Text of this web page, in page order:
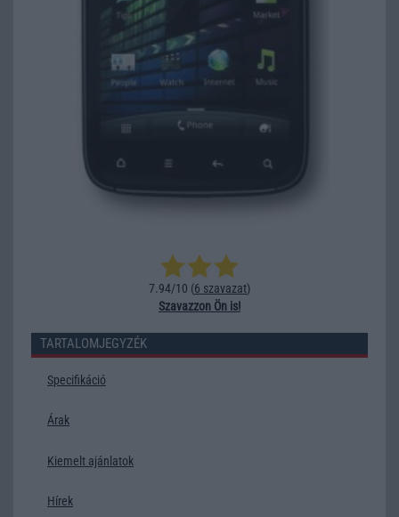
7.94/10 (6 szavazat)
Szavazzon Ön is!
TARTALOMJEGYZÉK
Specifikáció
Árak
Kiemelt ajánlatok
Hírek